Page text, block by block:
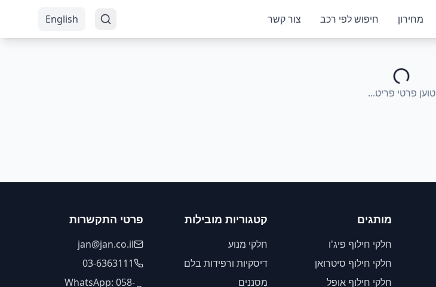
מחירון חיפוש לפי רכב צור קשר English
טוען פרטי פריט...
מותגים
חלקי חילוף פיג'ו
חלקי חילוף סיטרואן
חלקי חילוף אופל
קטגוריות מובילות
חלקי מנוע
דיסקיות ורפידות בלם
מסננים
פרטי התקשרות
jan@jan.co.il
03-6363111
WhatsApp: 058-